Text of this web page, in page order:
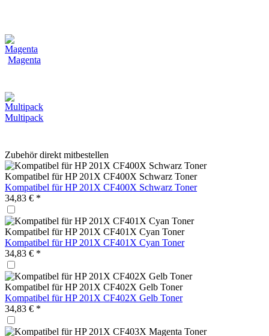
Magenta
Multipack
Zubehör direkt mitbestellen
Kompatibel für HP 201X CF400X Schwarz Toner
Kompatibel für HP 201X CF400X Schwarz Toner
34,83 € *
Kompatibel für HP 201X CF401X Cyan Toner
Kompatibel für HP 201X CF401X Cyan Toner
34,83 € *
Kompatibel für HP 201X CF402X Gelb Toner
Kompatibel für HP 201X CF402X Gelb Toner
34,83 € *